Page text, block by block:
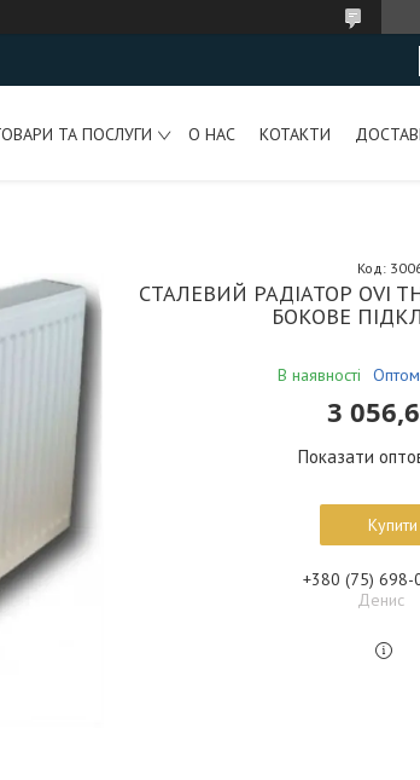
ТА ПОСЛУГИ О НАС КОТАКТИ
СТАЛЕВИЙ РАДІАТОР OVI
БОКОВЕ
В наявності
Код:
3
Показати
Купити
+380 (75) 698-
Денис